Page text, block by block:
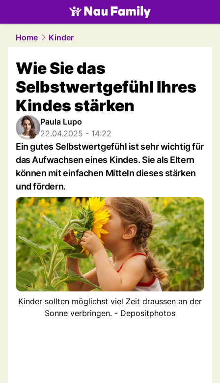
family.NAU.ch
Home Kinder
Wie Sie das
Selbstwertgefühl Ihres
Kindes stärken
Paula Lupo
22.04.2025 - 14:22
Ein gutes Selbstwertgefühl ist sehr wichtig für
das Aufwachsen eines Kindes. Sie als Eltern
können mit einfachen Mitteln dieses stärken
und fördern.
Kinder sollten möglichst viel Zeit draussen an der
Sonne verbringen. - Depositphotos